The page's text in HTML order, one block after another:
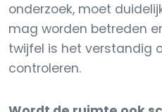
onderzoek, moet
mag worden betreden
twijfel is het verstandig
controleren.